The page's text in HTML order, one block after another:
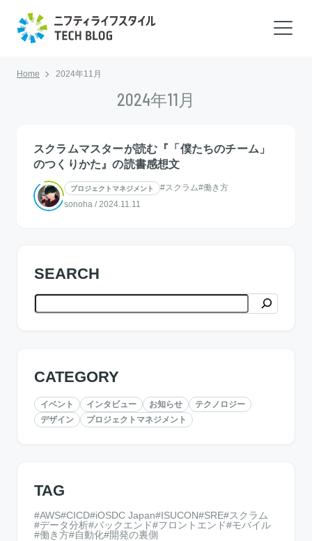
Home 2024年11月
2024年11月
スクラムマスターが読む『「僕たちのチーム」
のつくりかた』の読書感想文
プロジェクトマネジメント #スクラム#働き方
sonoha / 2024.11.11
SEARCH
検索
CATEGORY
イベント インタビュー お知らせ
テクノロジー
デザイン
プロジェクトマネジメント
TAG
AWS CICD iOSDC Japan ISUCON SRE
スクラム
データ分析 バックエンド フロントエンド
モバイル
働き方
自動化 開発の裏側